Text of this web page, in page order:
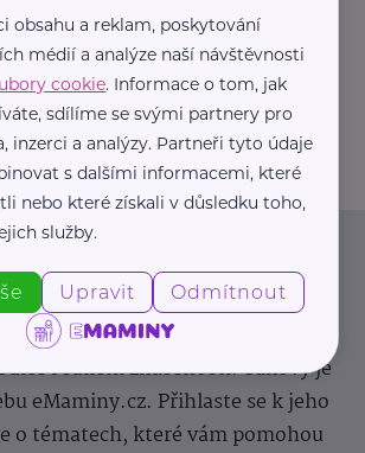
cs-cz
150
Newsletter
novinek, inspirace na každý den,
i sdílení zkušeností. Takový je
eMaminy.cz. Přihlaste se k jeho
o tématech, které vám pomohou
obsahu a reklam, poskytování
médií a analýze naší návštěvnosti
cookie. Informace o tom, jak
sdílíme se svými partnery pro
inzerci a analýzy. Partneři tyto údaje
s dalšími informacemi, které
nebo které získali v důsledku toho,
služby.
Upravit Odmítnout